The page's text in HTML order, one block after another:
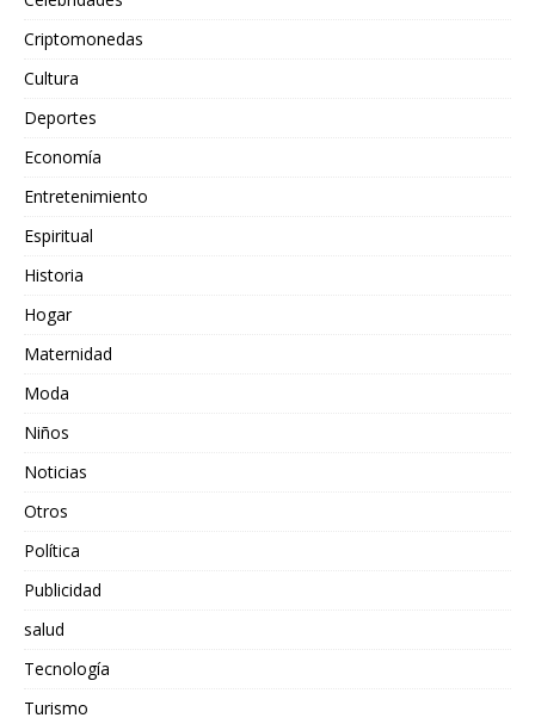
Criptomonedas
Cultura
Deportes
Economía
Entretenimiento
Espiritual
Historia
Hogar
Maternidad
Moda
Niños
Noticias
Otros
Política
Publicidad
salud
Tecnología
Turismo